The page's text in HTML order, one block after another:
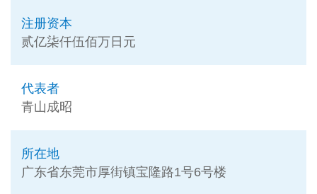
注册资本
贰亿柒仟伍佰万日元
代表者
青山成昭
所在地
广东省东莞市厚街镇宝隆路1号6号楼